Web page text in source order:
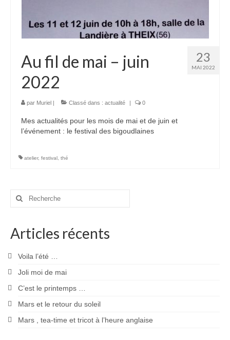
23
MAI 2022
Au fil de mai – juin
2022
par Muriel | Classé dans : actualité | 0
Mes actualités pour les mois de mai et de juin et
l’événement : le festival des bigoudlaines
atelier, festival thé
Rechercher
Articles récents
Voila l’été …
Joli moi de mai
C’est le printemps …
Mars et le retour du soleil
Mars , tea-time et tricot à l’heure anglaise